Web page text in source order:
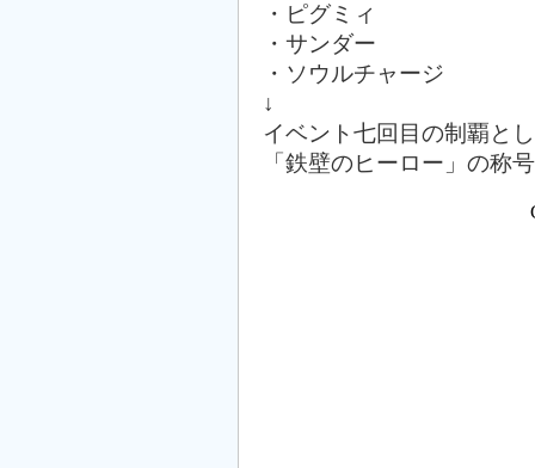
・ピグミィ
・サンダー
・ソウルチャージ
↓
イベント七回目の制覇と
「鉄壁のヒーロー」の称